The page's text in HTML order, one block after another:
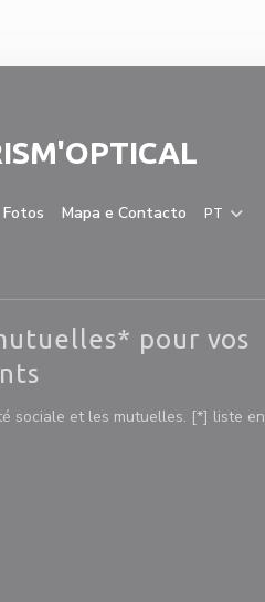
Fotos Mapa e Contacto PT
pour vos
sociale et les mutuelles. [*] liste en